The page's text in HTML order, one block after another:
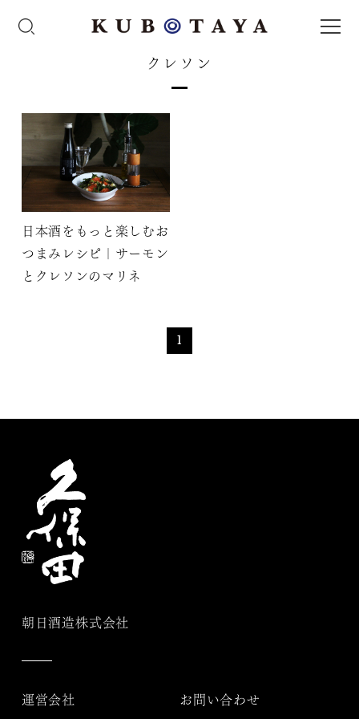
クレソン
日本酒をもっと楽しむお
つまみレシピ｜サーモン
とクレソンのマリネ
1
朝日酒造株式会社
運営会社 お問い合わせ